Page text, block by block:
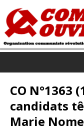
CO N°1363
candidats
Marie